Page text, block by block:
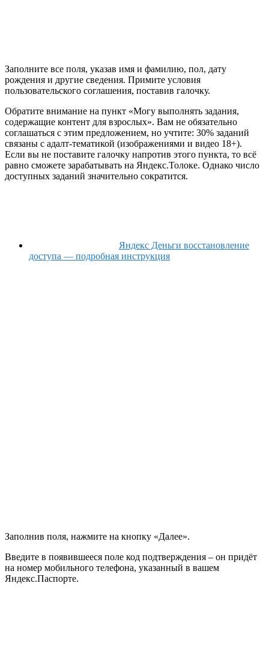
Заполните все поля, указав имя и фамилию, пол, дату
рождения и другие сведения. Примите условия
пользовательского соглашения, поставив галочку.
Обратите внимание на пункт «Могу выполнять задания,
содержащие контент для взрослых». Вам не обязательно
соглашаться с этим предложением, но учтите: 30% заданий
связаны с адалт-тематикой (изображениями и видео 18+).
Если вы не поставите галочку напротив этого пункта, то всё
равно сможете зарабатывать на Яндекс.Толоке. Однако число
доступных заданий значительно сократится.
Яндекс Деньги восстановление
доступа — подробная инструкция
Заполнив поля, нажмите на кнопку «Далее».
Введите в появившееся поле код подтверждения – он придёт
на номер мобильного телефона, указанный в вашем
Яндекс.Паспорте.